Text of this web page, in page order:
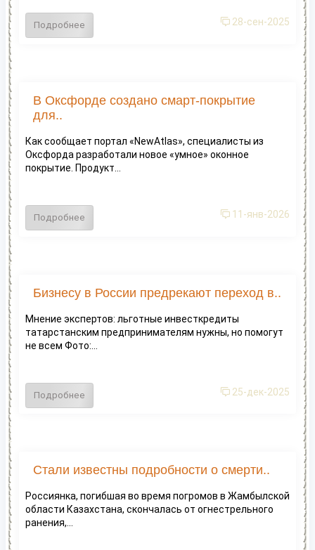
Подробнее 28-сен-2025
В Оксфорде создано смарт-покрытие
для..
Как сообщает портал «NewAtlas», специалисты из
Оксфорда разработали новое «умное» оконное
покрытие. Продукт...
Подробнее 11-янв-2026
Бизнесу в России предрекают переход в..
Мнение экспертов: льготные инвесткредиты
татарстанским предпринимателям нужны, но помогут
не всем Фото:...
Подробнее 25-дек-2025
Стали известны подробности о смерти..
Россиянка, погибшая во время погромов в Жамбылской
области Казахстана, скончалась от огнестрельного
ранения,...